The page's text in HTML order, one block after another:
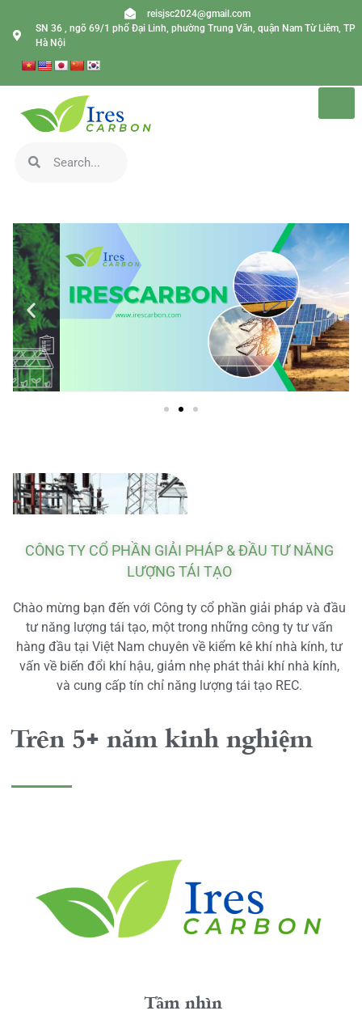
reisjsc2024@gmail.com
SN 36 , ngõ 69/1 phố Đại Linh, phường Trung Văn, quận Nam Từ Liêm, TP
Hà Nội
CÔNG TY CỔ PHẦN GIẢI PHÁP & ĐẦU TƯ NĂNG
LƯỢNG TÁI TẠO
Chào mừng bạn đến với Công ty cổ phần giải pháp và đầu
tư năng lượng tái tạo, một trong những công ty tư vấn
hàng đầu tại Việt Nam chuyên về kiểm kê khí nhà kính, tư
vấn về biến đổi khí hậu, giảm nhẹ phát thải khí nhà kính,
và cung cấp tín chỉ năng lượng tái tạo REC.
Trên 5+ năm kinh nghiệm
Tầm nhìn